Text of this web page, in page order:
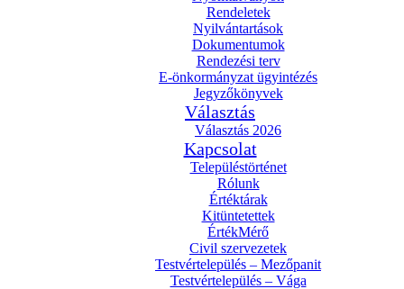
Rendeletek
Nyilvántartások
Dokumentumok
Rendezési terv
E-önkormányzat ügyintézés
Jegyzőkönyvek
Választás
Választás 2026
Kapcsolat
Településtörténet
Rólunk
Értéktárak
Kitüntetettek
ÉrtékMérő
Civil szervezetek
Testvértelepülés – Mezőpanit
Testvértelepülés – Vága